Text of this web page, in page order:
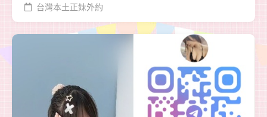
台灣本土正妹外約